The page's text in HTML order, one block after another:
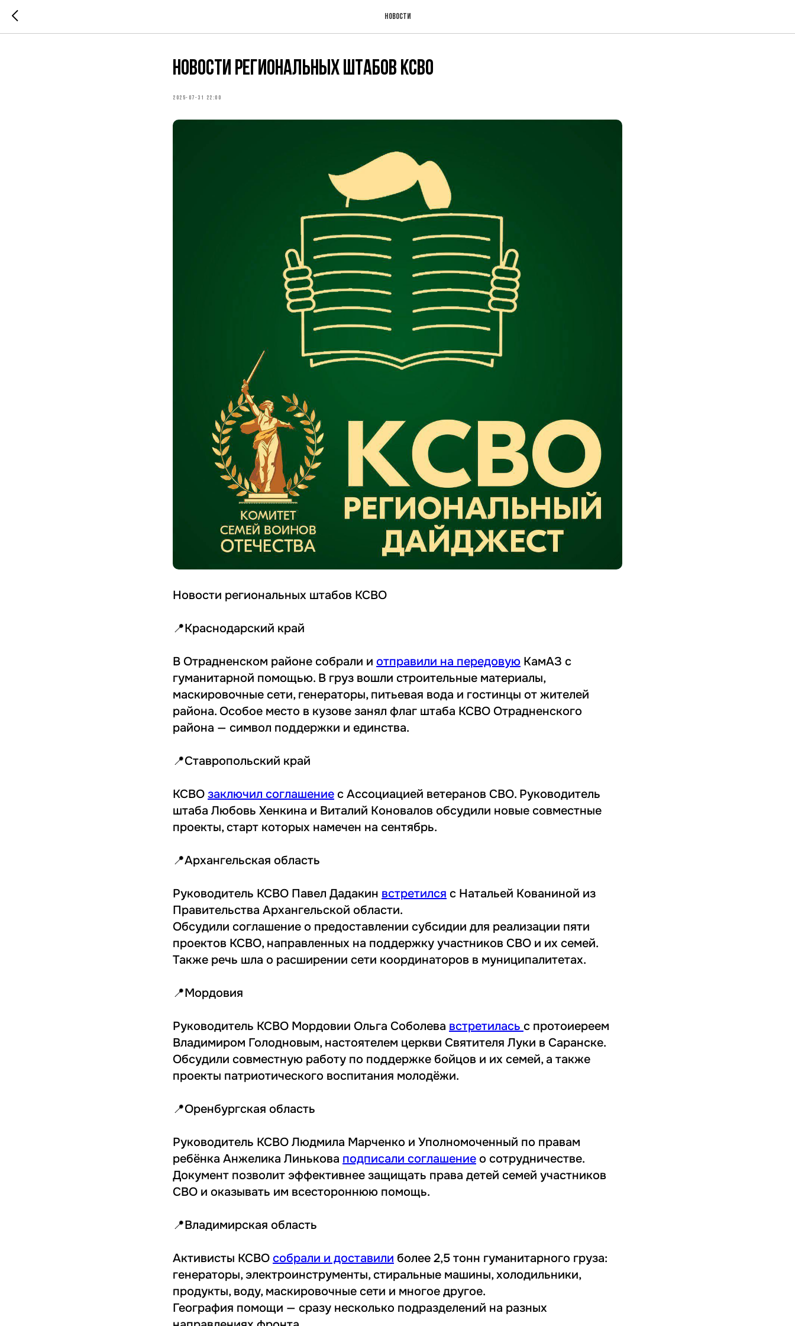
Новости
Новости региональных штабов КСВО
2025-07-31 22:00
Новости региональных штабов КСВО
📍Краснодарский край
В Отрадненском районе собрали и отправили на передовую КамАЗ с
гуманитарной помощью. В груз вошли строительные материалы,
маскировочные сети, генераторы, питьевая вода и гостинцы от жителей
района. Особое место в кузове занял флаг штаба КСВО Отрадненского
района — символ поддержки и единства.
📍Ставропольский край
КСВО заключил соглашение с Ассоциацией ветеранов СВО. Руководитель
штаба Любовь Хенкина и Виталий Коновалов обсудили новые совместные
проекты, старт которых намечен на сентябрь.
📍Архангельская область
Руководитель КСВО Павел Дадакин встретился с Натальей Кованиной из
Правительства Архангельской области.
Обсудили соглашение о предоставлении субсидии для реализации пяти
проектов КСВО, направленных на поддержку участников СВО и их семей.
Также речь шла о расширении сети координаторов в муниципалитетах.
📍Мордовия
Руководитель КСВО Мордовии Ольга Соболева встретилась с протоиереем
Владимиром Голодновым, настоятелем церкви Святителя Луки в Саранске.
Обсудили совместную работу по поддержке бойцов и их семей, а также
проекты патриотического воспитания молодёжи.
📍Оренбургская область
Руководитель КСВО Людмила Марченко и Уполномоченный по правам
ребёнка Анжелика Линькова подписали соглашение о сотрудничестве.
Документ позволит эффективнее защищать права детей семей участников
СВО и оказывать им всестороннюю помощь.
📍Владимирская область
Активисты КСВО собрали и доставили более 2,5 тонн гуманитарного груза:
генераторы, электроинструменты, стиральные машины, холодильники,
продукты, воду, маскировочные сети и многое другое.
География помощи — сразу несколько подразделений на разных